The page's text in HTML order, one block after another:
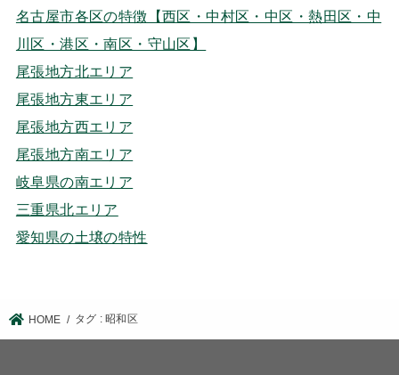
名古屋市各区の特徴【西区・中村区・中区・熱田区・中
川区・港区・南区・守山区】
尾張地方北エリア
尾張地方東エリア
尾張地方西エリア
尾張地方南エリア
岐阜県の南エリア
三重県北エリア
愛知県の土壌の特性
HOME タグ : 昭和区